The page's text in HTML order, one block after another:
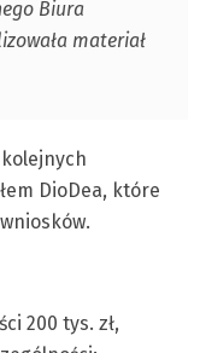
Biura
materiał
DioDea, które
200 tys. zł,